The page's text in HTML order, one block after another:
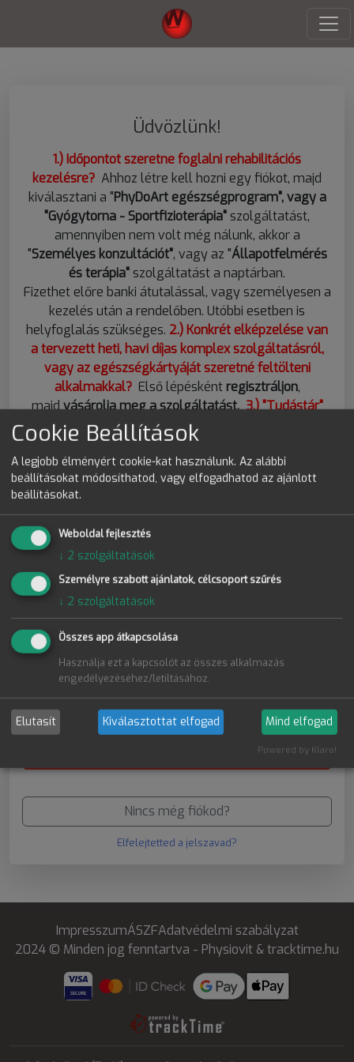
Üdvözlünk!
1.) Időpontot szeretne foglalni rehabilitációs
kezelésre? Ahhoz létre kell hozni egy fiókot, majd
kiválasztani a "PhyDoArt egészségprogram", vagy a
"Gyógytorna - Sportfizioterápia"szolgáltatást,
amennyiben nem volt még nálunk, akkor a
"Személyes konzultációt", vagy az "Állapotfelmérés
és terápia"szolgáltatást a naptárban.
Fizethet előre banki átutalással, vagy személyesen a
kezelés után a rendelőben. Utóbbi esetben is
helyfoglalás szükséges. 2.) Konkrét elképzelése van
a tervezett heti, havi díjas komplex szolgáltatásról,
vagy az egészségkártyáját szeretné feltölteni
alkalmakkal? Első lépéskéntregisztráljon,
majdvásárolja meg a szolgáltatást.3.) "Tudástár"
menüpontban pedig kollégák részére biztosítjuk a
rendszeres protokoll hozzáférést
regisztráció köteles.
Ha bármiben segítségre van szükség, szívesen állunk
rendelkezésére!
Üdvözlettel:
A PhysioVit csapata
Jegyezzen meg
Bejelentkezés
Nincs még fiókod?
Elfelejtetted a jelszavad?
ImpresszumÁSZFAdatvédelmi szabályzat
2024 © Minden jog fenntartva - Physiovit & tracktime.hu
Cookie Beállítások
A legjobb élményért cookie-kat használunk. Az alábbi
beállításokat módosíthatod, vagy elfogadhatod az ajánlott
beállításokat.
Weboldal fejlesztés
↓ 2 szolgáltatások
Személyre szabott ajánlatok, célcsoport szűrés
↓ 2 szolgáltatások
Összes app átkapcsolása
Használja ezt a kapcsolót az összes alkalmazás
engedélyezéséhez/letiltásához.
Elutasít Kiválasztottat elfogad Mind elfogad
Powered by Klaro!